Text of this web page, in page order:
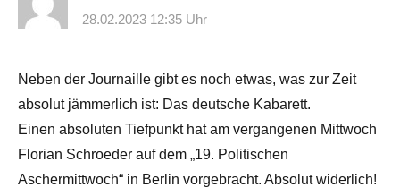
28.02.2023 12:35 Uhr
Neben der Journaille gibt es noch etwas, was zur Zeit
absolut jämmerlich ist: Das deutsche Kabarett.
Einen absoluten Tiefpunkt hat am vergangenen Mittwoch
Florian Schroeder auf dem „19. Politischen
Aschermittwoch“ in Berlin vorgebracht. Absolut widerlich!